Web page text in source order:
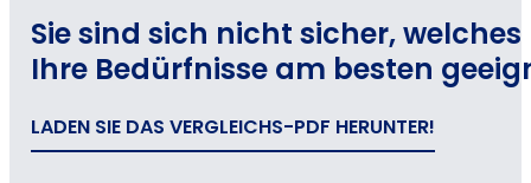
Sie sind sich nicht sicher,
Ihre Bedürfnisse am besten
LADEN SIE DAS VERGLEICHS-PDF HERUNTER!